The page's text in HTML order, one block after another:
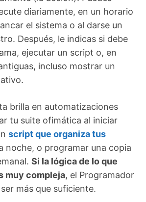
diariamente, en un horario
el sistema o al darse un
Después, le indicas si debe
ejecutar un script o, en
incluso mostrar un
brilla en automatizaciones
tu suite ofimática al iniciar
script que organiza tus
noche, o programar una copia
Si la lógica de lo que
muy compleja, el Programador
más que suficiente.